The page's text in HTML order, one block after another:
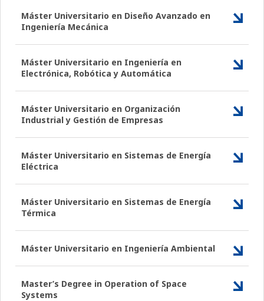
Máster Universitario en Diseño Avanzado en
Ingeniería Mecánica
Máster Universitario en Ingeniería en
Electrónica, Robótica y Automática
Máster Universitario en Organización
Industrial y Gestión de Empresas
Máster Universitario en Sistemas de Energía
Eléctrica
Máster Universitario en Sistemas de Energía
Térmica
Máster Universitario en Ingeniería Ambiental
Master’s Degree in Operation of Space
Systems